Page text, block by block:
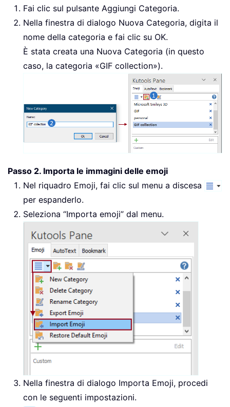
Fai clic sul pulsante Aggiungi Categoria.
Nella finestra di dialogo Nuova Categoria, digita il
nome della categoria e fai clic su OK.
È stata creata una Nuova Categoria (in questo
caso, la categoria «GIF collection»).
Passo 2. Importa le immagini delle emoji
Nel riquadro Emoji, fai clic sul menu a discesa
per espanderlo.
Seleziona “Importa emoji” dal menu.
Nella finestra di dialogo Importa Emoji, procedi
con le seguenti impostazioni.